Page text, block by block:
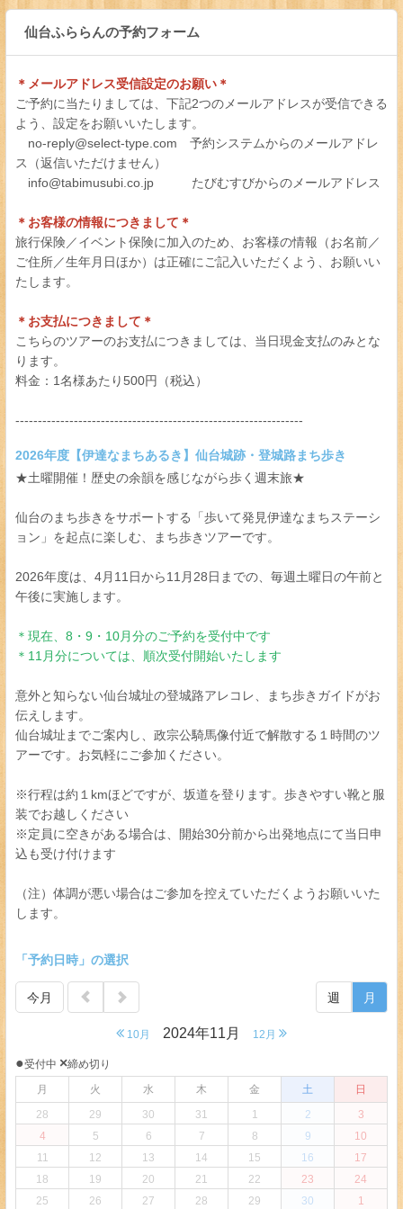
仙台ふららんの予約フォーム
＊メールアドレス受信設定のお願い＊
ご予約に当たりましては、下記2つのメールアドレスが受信できる
よう、設定をお願いいたします。
no-reply@select-type.com 予約システムからのメールアドレ
ス（返信いただけません）
info@tabimusubi.co.jp たびむすびからのメールアドレス
＊お客様の情報につきまして＊
旅行保険／イベント保険に加入のため、お客様の情報（お名前／
ご住所／生年月日ほか）は正確にご記入いただくよう、お願いい
たします。
＊お支払につきまして＊
こちらのツアーのお支払につきましては、当日現金支払のみとな
ります。
料金：1名様あたり500円（税込）
----------------------------------------------------------------
2026年度【伊達なまちあるき】仙台城跡・登城路まち歩き
★土曜開催！歴史の余韻を感じながら歩く週末旅★
仙台のまち歩きをサポートする「歩いて発見伊達なまちステーシ
ョン」を起点に楽しむ、まち歩きツアーです。
2026年度は、4月11日から11月28日までの、毎週土曜日の午前と
午後に実施します。
＊現在、8・9・10月分のご予約を受付中です
＊11月分については、順次受付開始いたします
意外と知らない仙台城址の登城路アレコレ、まち歩きガイドがお
伝えします。
仙台城址までご案内し、政宗公騎馬像付近で解散する１時間のツ
アーです。お気軽にご参加ください。
※行程は約１kmほどですが、坂道を登ります。歩きやすい靴と服
装でお越しください
※定員に空きがある場合は、開始30分前から出発地点にて当日申
込も受け付けます
（注）体調が悪い場合はご参加を控えていただくようお願いいた
します。
「予約日時」の選択
今月
10月 2024年11月 12月
週 月
●受付中 ×締め切り
月
火 水 木 金 土
日
28
29 30 31 1 2
3
4
5 6 7 8 9
10
11
12 13 14 15 16
17
18
19 20 21 22 23
24
25
26 27 28 29 30 1